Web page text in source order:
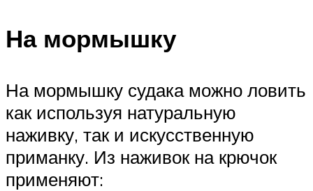
На мормышку
На мормышку судака можно ловить
как используя натуральную
наживку, так и искусственную
приманку. Из наживок на крючок
применяют: